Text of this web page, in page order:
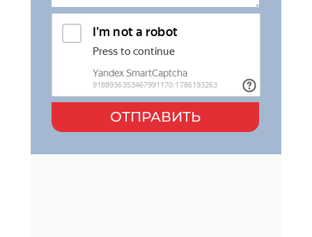
ОТПРАВИТЬ